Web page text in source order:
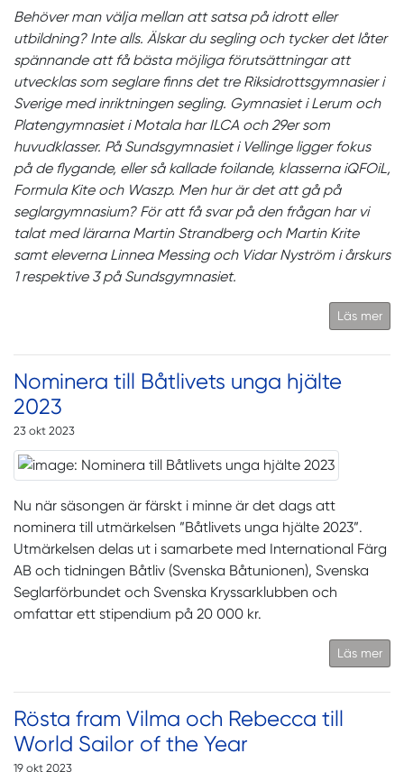
Behöver man välja mellan att satsa på idrott eller
utbildning? Inte alls. Älskar du segling och tycker det låter
spännande att få bästa möjliga förutsättningar att
utvecklas som seglare finns det tre Riksidrottsgymnasier i
Sverige med inriktningen segling. Gymnasiet i Lerum och
Platengymnasiet i Motala har ILCA och 29er som
huvudklasser. På Sundsgymnasiet i Vellinge ligger fokus
på de flygande, eller så kallade foilande, klasserna iQFOiL,
Formula Kite och Waszp. Men hur är det att gå på
seglargymnasium? För att få svar på den frågan har vi
talat med lärarna Martin Strandberg och Martin Krite
samt eleverna Linnea Messing och Vidar Nyström i årskurs
1 respektive 3 på Sundsgymnasiet.
Läs mer
Nominera till Båtlivets unga hjälte
2023
23 okt 2023
Nu när säsongen är färskt i minne är det dags att
nominera till utmärkelsen ”Båtlivets unga hjälte 2023”.
Utmärkelsen delas ut i samarbete med International Färg
AB och tidningen Båtliv (Svenska Båtunionen), Svenska
Seglarförbundet och Svenska Kryssarklubben och
omfattar ett stipendium på 20 000 kr.
Läs mer
Rösta fram Vilma och Rebecca till
World Sailor of the Year
19 okt 2023